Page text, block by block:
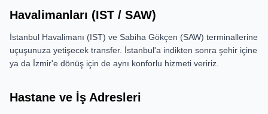
Havalimanları (IST / SAW)
İstanbul Havalimanı (IST) ve Sabiha Gökçen (SAW) terminallerine
uçuşunuza yetişecek transfer. İstanbul'a indikten sonra şehir içine
ya da İzmir'e dönüş için de aynı konforlu hizmeti veririz.
Hastane ve İş Adresleri